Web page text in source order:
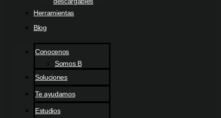
Herramientas
Blog
Conocenos
Somos B
Soluciones
Te ayudamos
Estudios